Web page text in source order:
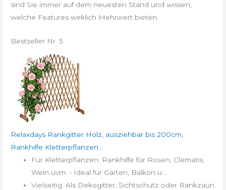
sind Sie immer auf dem neuesten Stand und wissen,
welche Features wirklich Mehrwert bieten.
Bestseller Nr. 5
Relaxdays Rankgitter Holz, ausziehbar bis 200cm,
Rankhilfe Kletterpflanzen...
Für Kletterpflanzen: Rankhilfe für Rosen, Clematis,
Wein uvm. - Ideal für Garten, Balkon u...
Vielseitig: Als Dekogitter, Sichtschutz oder Rankzaun